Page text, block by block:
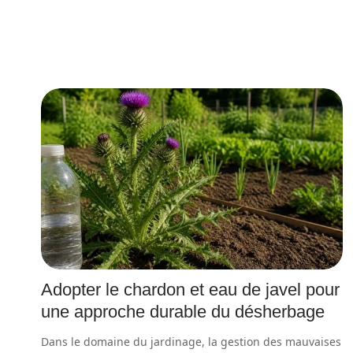
Adopter le chardon et eau de javel pour
une approche durable du désherbage
Dans le domaine du jardinage, la gestion des mauvaises